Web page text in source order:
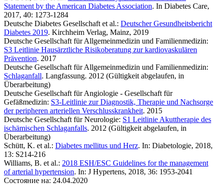
Statement by the American Diabetes Association. In Diabetes Care,
2017, 40: 1273-1284
Deutsche Diabetes Gesellschaft et al.: Deutscher Gesundheitsbericht
Diabetes 2019. Kirchheim Verlag, Mainz, 2019
Deutsche Gesellschaft für Allgemeinmedizin und Familienmedizin:
S3 Leitlinie Hausärztliche Risikoberatung zur kardiovaskulären
Prävention. 2017
Deutsche Gesellschaft für Allgemeinmedizin und Familienmedizin:
Schlaganfall. Langfassung. 2012 (Gültigkeit abgelaufen, in
Überarbeitung)
Deutsche Gesellschaft für Angiologie - Gesellschaft für
Gefäßmedizin: S3-Leitlinie zur Diagnostik, Therapie und Nachsorge
der peripheren arteriellen Verschlusskrankheit. 2015
Deutsche Gesellschaft für Neurologie: S1 Leitlinie Akuttherapie des
ischämischen Schlaganfalls. 2012 (Gültigkeit abgelaufen, in
Überarbeitung)
Schütt, K. et al.: Diabetes mellitus und Herz. In: Diabetologie, 2018,
13: S214-216
Williams, B. et al.: 2018 ESH/ESC Guidelines for the management
of arterial hypertension. In: J Hypertens, 2018, 36: 1953-2041
Состояние на: 24.04.2020